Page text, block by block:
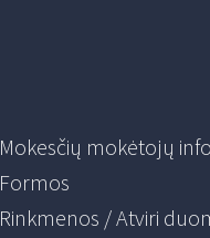
Mokesčių mokėtojų
Formos
Rinkmenos / Atviri